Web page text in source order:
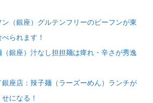
ン（銀座）グルテンフリーのビーフンが東
られます！
（銀座）汁なし担担麺は痺れ・辛さが秀逸
座店：辣子麺（ラーズーめん）ランチが
になる！